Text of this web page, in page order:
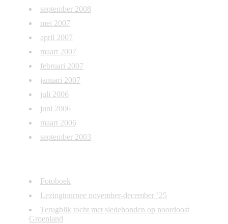
september 2008
mei 2007
april 2007
maart 2007
februari 2007
januari 2007
juli 2006
juni 2006
maart 2006
september 2003
Fotoboek
Lezingtournee november-december ’25
Terugblik tocht met sledehonden op noordoost
Groenland